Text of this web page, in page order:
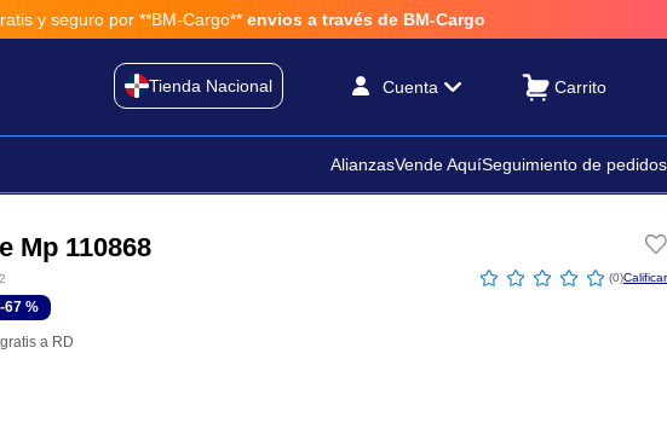
seguro por **BM-Cargo** envios a través de BM-Cargo
Tienda Nacional Cuenta
AlianzasVende AquíSeguimiento de pedidos
Mp 110868
☆ ☆ ☆ ☆ ☆ (0)
-67 %
a RD